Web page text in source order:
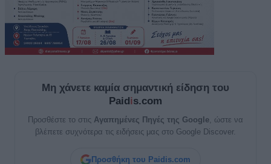
Μη χάνετε καμία σημαντική είδηση του
Paidis.com
Προσθέστε το στις Αγαπημένες Πηγές της Google, ώστε να
βλέπετε συχνότερα τις ειδήσεις μας στο Google Discover.
Προσθήκη του Paidis.com